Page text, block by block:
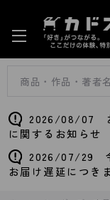
2026/08/07
に関するお知らせ
2026/07/29
お届け遅延につき